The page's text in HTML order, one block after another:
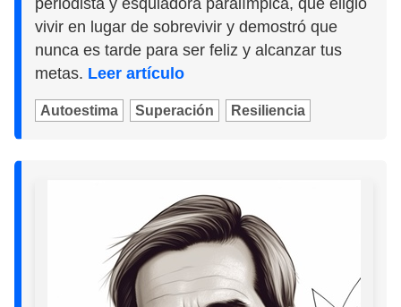
periodista y esquiadora paralímpica, que eligió
vivir en lugar de sobrevivir y demostró que
nunca es tarde para ser feliz y alcanzar tus
metas. Leer artículo
Autoestima Superación Resiliencia